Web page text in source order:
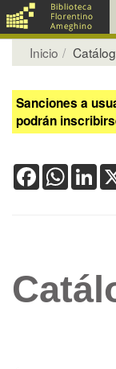
Inicio
Sanciones a
podrán
Facebook